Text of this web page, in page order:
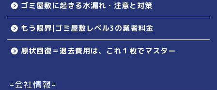
ゴミ屋敷に起きる水漏れ・注意と対策
もう限界|ゴミ屋敷レベル3の業者料金
原状回復＝退去費用は、これ１枚でマスター
=会社情報=